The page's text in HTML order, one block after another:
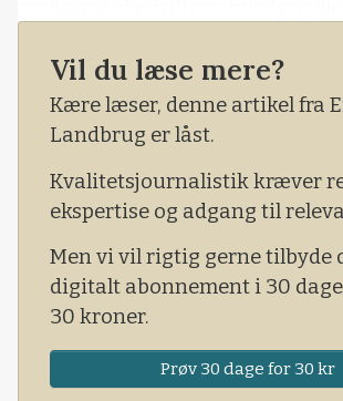
Anlægget på gården er det første
klima- og energianlæg fra
første otte måneder med
norske pilotlandmand status for
investering.
Vil du læse mere?
Kære læser, denne artikel fra
Landbrug er låst.
Kvalitetsjournalistik kræver
ekspertise og adgang til
Men vi vil rigtig gerne tilbyde
digitalt abonnement i 30
30 kroner.
Prøv 30 dage for 30 kr